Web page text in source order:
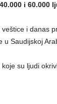
i 60.000
i danas
Saudijskoj
su ljudi